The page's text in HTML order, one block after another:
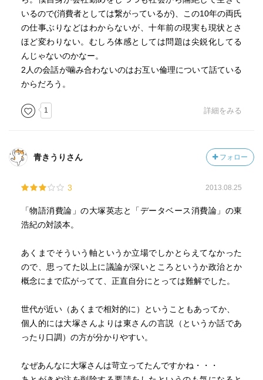
いるので(消費者としては繋がっているが)、この10年の両氏
の仕事ぶりなどはわからないが、十年前の現実も現状とさ
ほど変わりない。むしろ体感としては問題は尖鋭化してる
んじゃないのかなー。
2人の会話が噛み合わないのはお互い倫理について話ている
からだろう。
1 詳細をみる
青きうりさん フォロー
3 2013.08.25
「物語消費論」の大塚英志と「データベース消費論」の東
浩紀の対談本。
あくまでそういう軸というか立場でしかとらえてなかった
ので、思ってた以上に議論が深いところというか政治とか
概念にまで広がってて、正直自分にとっては難解でした。
世代が近い（あくまで相対的に）ということもあってか、
個人的には大塚さんよりは東さんの言説（というか話であ
ったり口調）の方が分かりやすい。
なぜあんなに大塚さんは苛立ってたんですかね・・・